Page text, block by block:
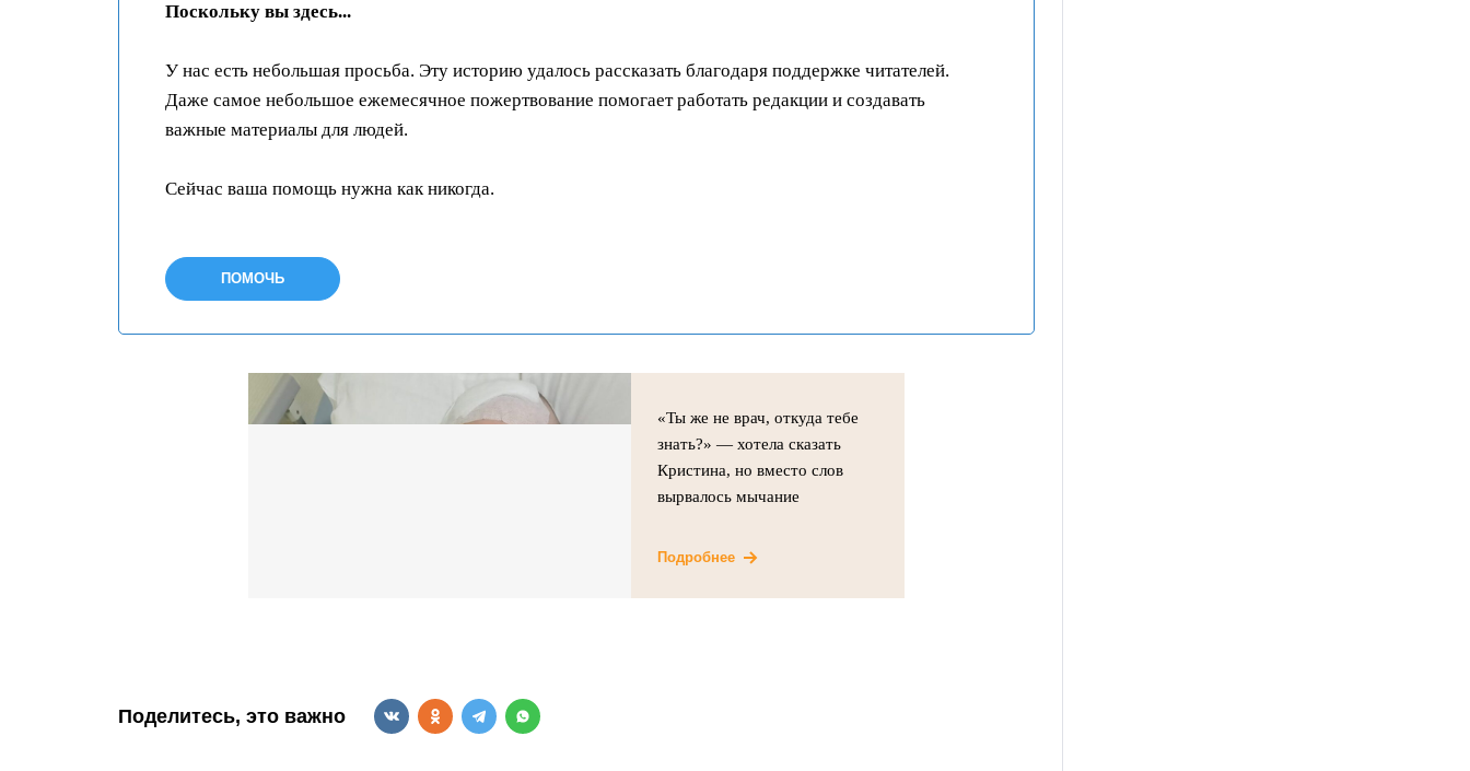
Поскольку вы здесь...
У нас есть небольшая просьба. Эту историю удалось рассказать благодаря поддержке читателей.
Даже самое небольшое ежемесячное пожертвование помогает работать редакции и создавать
важные материалы для людей.
Сейчас ваша помощь нужна как никогда.
ПОМОЧЬ
«Ты же не врач, откуда тебе
знать?» — хотела сказать
Кристина, но вместо слов
вырвалось мычание
Подробнее
Поделитесь, это важно